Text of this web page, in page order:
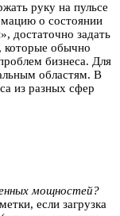
руку на пульсе
о состоянии
достаточно задать
которые обычно
бизнеса. Для
областям. В
из разных сфер
мощностей?
если загрузка